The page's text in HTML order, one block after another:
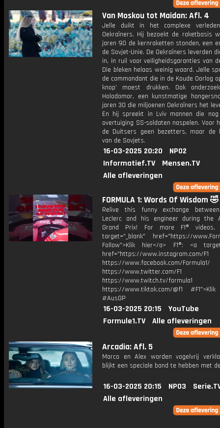
Van Moskou tot Maidan: Afl. 4
Jelle duikt in het complexe
Oekraïners. Hij bezoekt de raketbasis
jaren 90 de kernraketten stonden, een
de Sovjet-Unie. De Oekraïners leverden
in, in ruil voor veiligheidsgaranties van
Die bleken helaas weinig waard. Jelle
de commandant die in de Koude Oorlog
knop' moest drukken. Ook
Holodomor, een kunstmatige
jaren 30 die miljoenen Oekraïners het
En hij spreekt in Lviv mannen die
overtuiging SS-soldaten naspelen. Voor
de Duitsers geen bezetters, maar de
van de Sovjets.
16-03-2025 20:20
NPO2
Informatief.TV
Mensen.TV
Alle afleveringen
FORMULA 1: Words Of Wisdom 🤣
Relive this funny exchange
Leclerc and his engineer during the
Grand Prix! For more F1®
target="_blank" href="https://
Follow">Klik hier</a> F1®: <a
href="https://www.instagram.com/F1
https://www.facebook.com/Formula1/
https://www.twitter.com/F1
https://www.twitch.tv/formula1
https://www.tiktok.com/@f1
#AusGP
16-03-2025 20:15
YouTube
Formule1.TV
Alle afleveringen
Arcadia: Afl. 5
Marco en Alex worden vogelvrij
blijkt een speciale band te hebben met
16-03-2025 20:15 NPO3
Alle afleveringen